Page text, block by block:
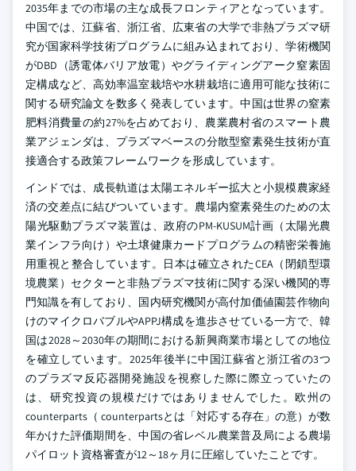
2035年までの市場の主な成長フロンティアとなっています。
中国では、江蘇省、浙江省、広東省の大学で非熱プラズマ研
究が国家科学技術プログラムに組み込まれており、学術機関
がDBD（誘電体バリア放電）やグライディングアーク窒素固
定構成など、高効率温室栽培や水耕栽培に適用可能な技術に
関する研究論文を数多く発表しています。中国は世界の窒素
肥料消費量の約27%を占めており、農業農村省のスマート農
業アジェンダは、プラズマベースの分散型窒素発生技術が直
接適合する政策フレームワークを形成しています。
インドでは、成長軌道は太陽エネルギー拡大と小規模農家経
済の交差点に結びついています。農場内窒素発生のための太
陽光駆動プラズマ装置は、政府のPM-KUSUM計画（太陽光農
業インフラ向け）や土壌健康カードプログラムの精密栄養施
用重視と整合しています。日本は確立されたCEA（閉鎖型環
境農業）セクターと非熱プラズマ技術に関する深い機関的専
門知識を有しており、国内研究機関が高付加価値園芸作物向
けのマイクロバブルやAPPJ構成を進歩させている一方で、韓
国は2028～2030年の期間における新興商業市場としての地位
を確立しています。2025年後半に中国江蘇省と浙江省の3つ
のプラズマ反応器開発施設を視察した際に際立っていたの
は、研究投資の規模だけではありませんでした。欧州の
counterparts（ counterpartsとは「対応する存在」の意）が数
年かけた評価期間を、中国の省レベル農業普及局による農場
パイロット資格審査が12～18ヶ月に圧縮していたことです。